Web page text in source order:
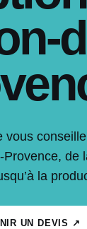
vous
de
la
UN DEVIS ↗